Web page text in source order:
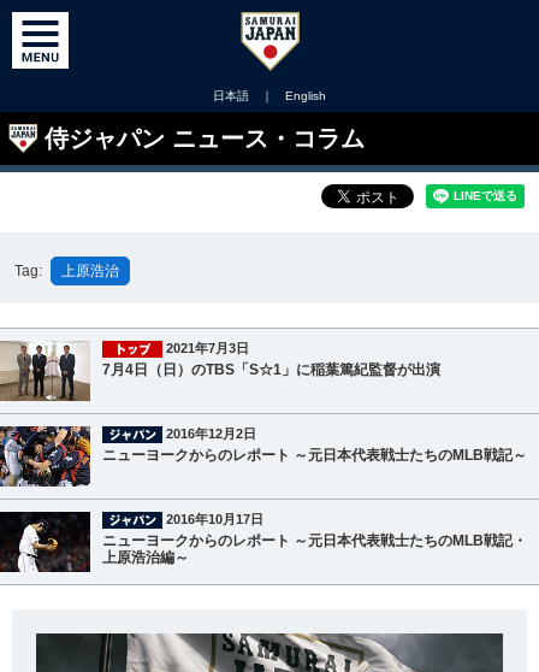
日本語 ｜ English
侍ジャパン ニュース・コラム
Tag: 上原浩治
2021年7月3日
7月4日（日）のTBS「S☆1」に稲葉篤紀監督が出演
2016年12月2日
ニューヨークからのレポート ～元日本代表戦士たちのMLB戦記～
2016年10月17日
ニューヨークからのレポート ～元日本代表戦士たちのMLB戦記・
上原浩治編～